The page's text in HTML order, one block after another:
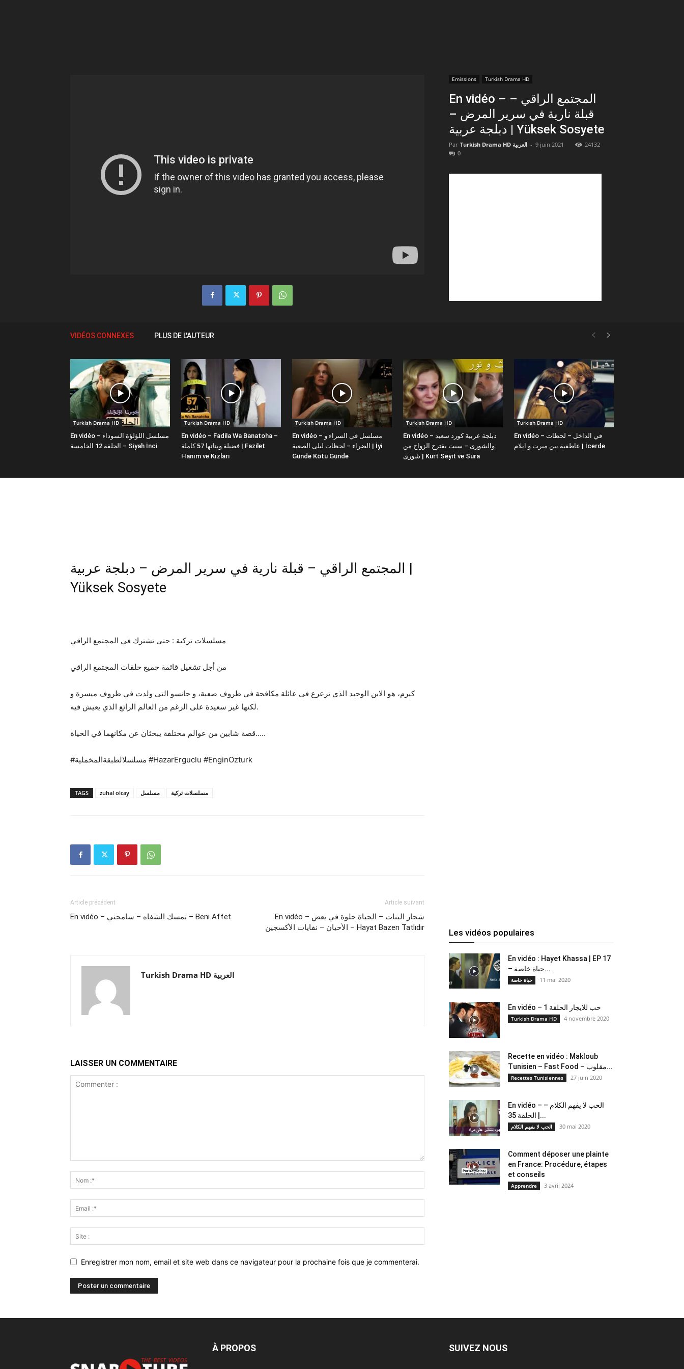
Emissions Turkish Drama HD
En vidéo – المجتمع الراقي –
قبلة نارية في سرير المرض –
دبلجة عربية | Yüksek Sosyete
Par Turkish Drama HD العربية - 9 juin 2021
24132
0
VIDÉOS CONNEXES PLUS DE L'AUTEUR
Turkish Drama HD
En vidéo – مسلسل اللؤلؤة السوداء
الحلقة 12 الخامسة – Siyah İnci
Turkish Drama HD
En vidéo – Fadila Wa Banatoha –
فضيلة وبناتها 57 كاملة | Fazilet
Hanım ve Kızları
Turkish Drama HD
En vidéo – مسلسل في السراء و
الضراء – لحظات ليلى الصعبة | İyi
Günde Kötü Günde
Turkish Drama HD
En vidéo – دبلجة عربية كورد سعيد
والشورى – سيت يقترح الزواج من
شورى | Kurt Seyit ve Sura
Turkish Drama HD
En vidéo – في الداخل – لحظات
عاطفية بين ميرت و ايلام | İcerde
المجتمع الراقي – قبلة نارية في سرير المرض – دبلجة عربية |
Yüksek Sosyete
مسلسلات تركية : حتى تشترك في المجتمع الراقي
من أجل تشغيل قائمة جميع حلقات المجتمع الراقي
كيرم، هو الابن الوحيد الذي ترعرع في عائلة مكافحة في ظروف صعبة، و جانسو التي ولدت في ظروف ميسرة و
لكنها غير سعيدة على الرغم من العالم الرائع الذي يعيش فيه.
قصة شابين من عوالم مختلفة يبحثان عن مكانهما في الحياة…..
#مسلسلالطبقةالمخملية #HazarErguclu #EnginOzturk
TAGS zuhal olcay مسلسل مسلسلات تركية
Article précédent
En vidéo – تمسك الشفاه – سامحني – Beni Affet
Article suivant
En vidéo – شجار البنات – الحياة حلوة في بعض
الأحيان – نفايات الأكسجين – Hayat Bazen Tatlıdır
Turkish Drama HD العربية
LAISSER UN COMMENTAIRE
Enregistrer mon nom, email et site web dans ce navigateur pour la prochaine fois que je commenterai.
Les vidéos populaires
En vidéo : Hayet Khassa | EP 17
– حياة خاصة...
حياة خاصة 11 mai 2020
En vidéo – حب للايجار الحلقة 1
Turkish Drama HD 4 novembre 2020
Recette en vidéo : Makloub
Tunisien – Fast Food – مقلوب...
Recettes Tunisiennes 27 juin 2020
En vidéo – الحب لا يفهم الكلام –
الحلقة 35 |...
الحب لا يفهم الكلام 30 mai 2020
Comment déposer une plainte
en France: Procédure, étapes
et conseils
Apprendre 3 avril 2024
À PROPOS SUIVEZ NOUS